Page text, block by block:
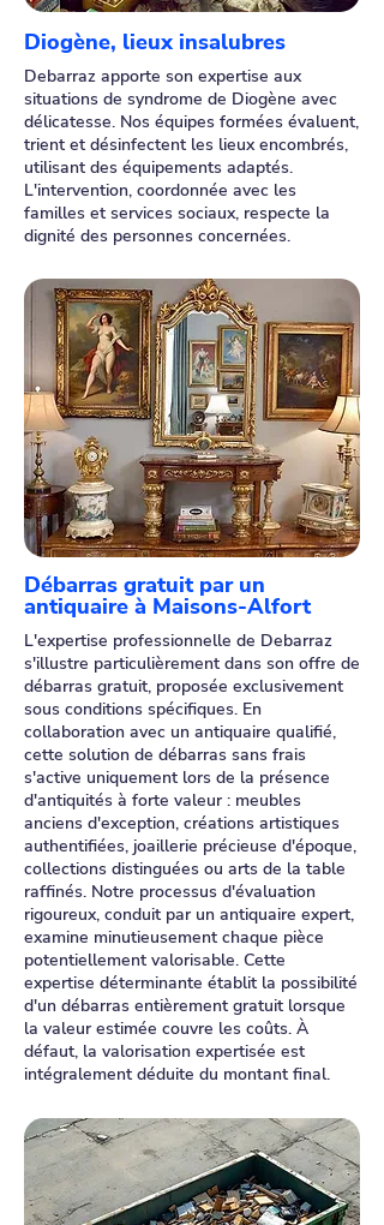
Diogène, lieux insalubres
Debarraz apporte son expertise aux
situations de syndrome de Diogène avec
délicatesse. Nos équipes formées évaluent,
trient et désinfectent les lieux encombrés,
utilisant des équipements adaptés.
L'intervention, coordonnée avec les
familles et services sociaux, respecte la
dignité des personnes concernées.
Débarras gratuit par un
antiquaire à Maisons-Alfort
L'expertise professionnelle de Debarraz
s'illustre particulièrement dans son offre de
débarras gratuit, proposée exclusivement
sous conditions spécifiques. En
collaboration avec un antiquaire qualifié,
cette solution de débarras sans frais
s'active uniquement lors de la présence
d'antiquités à forte valeur : meubles
anciens d'exception, créations artistiques
authentifiées, joaillerie précieuse d'époque,
collections distinguées ou arts de la table
raffinés. Notre processus d'évaluation
rigoureux, conduit par un antiquaire expert,
examine minutieusement chaque pièce
potentiellement valorisable. Cette
expertise déterminante établit la possibilité
d'un débarras entièrement gratuit lorsque
la valeur estimée couvre les coûts. À
défaut, la valorisation expertisée est
intégralement déduite du montant final.